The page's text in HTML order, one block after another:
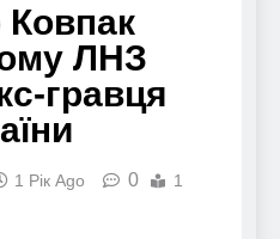
ЛНЗ
гравця
1 Рік Ago 0
1